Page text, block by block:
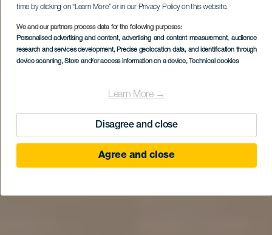
time by clicking on “Learn More” or in our Privacy Policy on this website.
We and our partners process data for the following purposes:
Personalised advertising and content, advertising and content measurement, audience
research and services development, Precise geolocation data, and identification through
device scanning, Store and/or access information on a device, Technical cookies
Learn More →
Disagree and close
Agree and close